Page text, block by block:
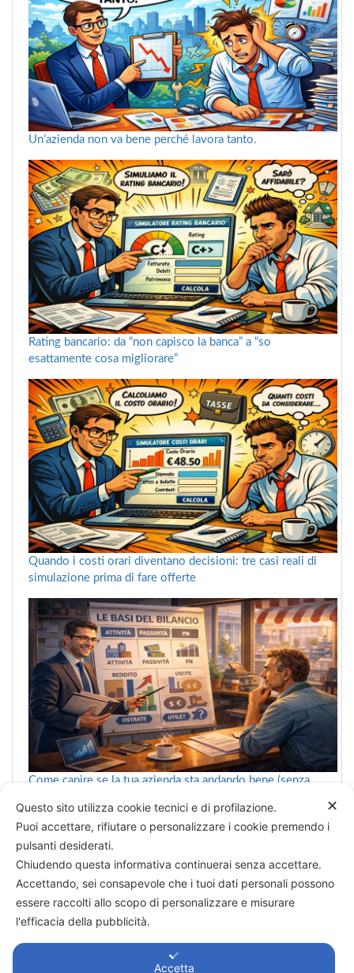
Un’azienda non va bene perché lavora tanto.
Rating bancario: da “non capisco la banca” a “so
esattamente cosa migliorare”
Quando i costi orari diventano decisioni: tre casi reali di
simulazione prima di fare offerte
Come capire se la tua azienda sta andando bene (senza
Categorie
→Decidere è vedere
✕
Questo sito utilizza cookie tecnici e di profilazione.
Puoi accettare, rifiutare o personalizzare i cookie premendo i
pulsanti desiderati.
Chiudendo questa informativa continuerai senza accettare.
Accettando, sei consapevole che i tuoi dati personali possono
essere raccolti allo scopo di personalizzare e misurare
l'efficacia della pubblicità.
Accetta